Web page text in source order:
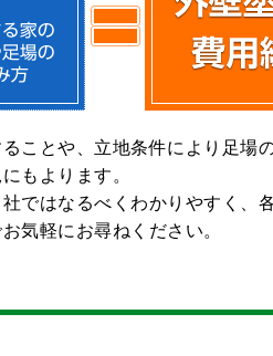
ことや、立地条件により足場
もよります。
ではなるべくわかりやすく、
気軽にお尋ねください。